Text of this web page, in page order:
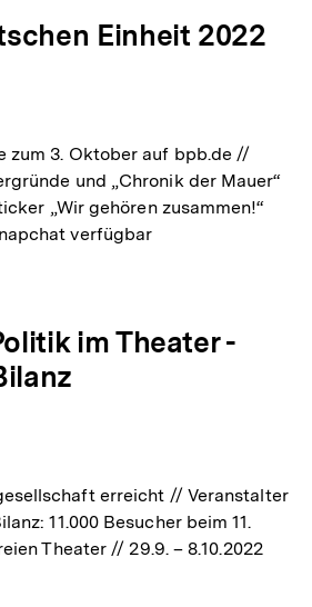
Einheit 2022
zum 3. Oktober auf bpb.de //
und „Chronik der Mauer“
„Wir gehören zusammen!“
verfügbar
im Theater -
erreicht // Veranstalter
11.000 Besucher beim 11.
Theater // 29.9. – 8.10.2022